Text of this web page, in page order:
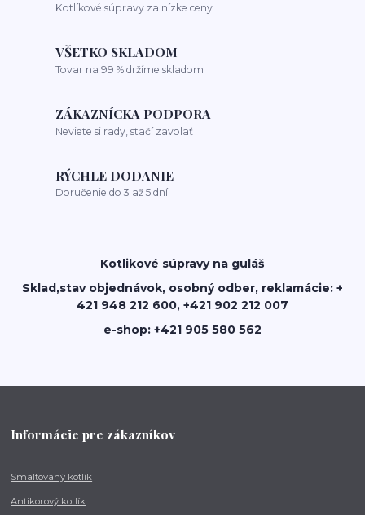
Kotlíkové súpravy za nízke ceny
VŠETKO SKLADOM
Tovar na 99 % držíme skladom
ZÁKAZNÍCKA PODPORA
Neviete si rady, stačí zavolať
RÝCHLE DODANIE
Doručenie do 3 až 5 dní
Kotlikové súpravy na guláš
Sklad,stav objednávok, osobný odber, reklamácie: +
421 948 212 600, +421 902 212 007
e-shop: +421 905 580 562
Informácie pre zákazníkov
Smaltovaný kotlík
Antikorový kotlík